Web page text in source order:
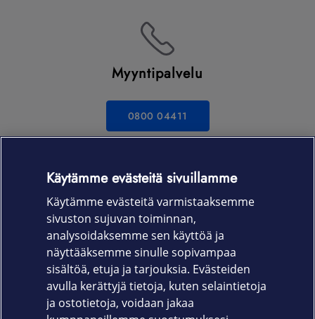
Myyntipalvelu
0800 04411
Kiinnostuitko?
OTA YHTEYTTÄ
Käytämme evästeitä sivuillamme
Käytämme evästeitä varmistaaksemme
sivuston sujuvan toiminnan,
analysoidaksemme sen käyttöä ja
näyttääksemme sinulle sopivampaa
sisältöä, etuja ja tarjouksia. Evästeiden
avulla kerättyjä tietoja, kuten selaintietoja
ja ostotietoja, voidaan jakaa